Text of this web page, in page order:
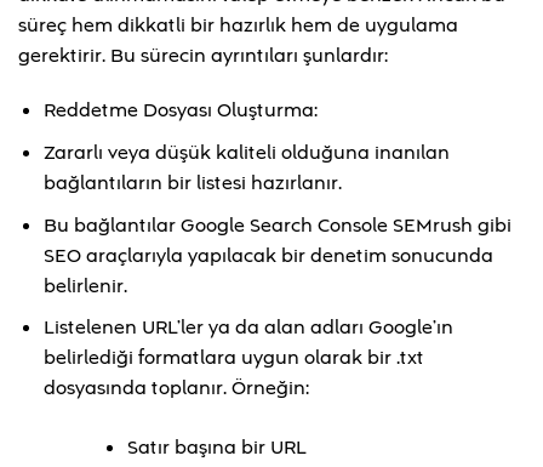
süreç hem dikkatli bir hazırlık hem de uygulama
gerektirir. Bu sürecin ayrıntıları şunlardır:
Reddetme Dosyası Oluşturma:
Zararlı veya düşük kaliteli olduğuna inanılan
bağlantıların bir listesi hazırlanır.
Bu bağlantılar Google Search Console SEMrush gibi
SEO araçlarıyla yapılacak bir denetim sonucunda
belirlenir.
Listelenen URL’ler ya da alan adları Google’ın
belirlediği formatlara uygun olarak bir .txt
dosyasında toplanır. Örneğin:
Satır başına bir URL